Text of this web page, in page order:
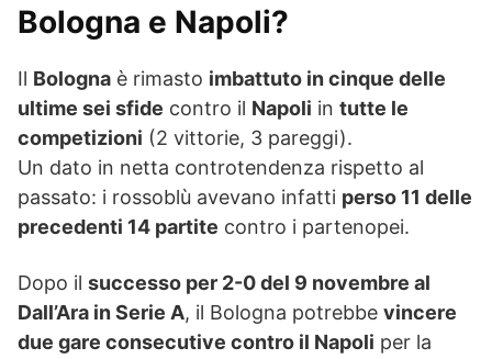
Bologna e Napoli?
Il Bologna è rimasto imbattuto in cinque delle
ultime sei sfide contro il Napoli in tutte le
competizioni (2 vittorie, 3 pareggi).
Un dato in netta controtendenza rispetto al
passato: i rossoblù avevano infatti perso 11 delle
precedenti 14 partite contro i partenopei.
Dopo il successo per 2-0 del 9 novembre al
Dall’Ara in Serie A, il Bologna potrebbe vincere
due gare consecutive contro il Napoli per la